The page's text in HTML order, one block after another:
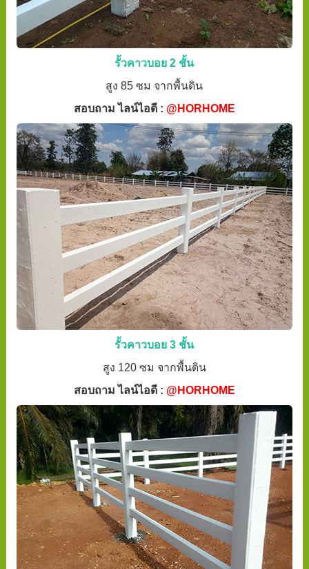
รั้วคาวบอย 2 ชั้น
สูง 85 ซม จากพื้นดิน
สอบถาม ไลน์ไอดี : @HORHOME
รั้วคาวบอย 3 ชั้น
สูง 120 ซม จากพื้นดิน
สอบถาม ไลน์ไอดี : @HORHOME